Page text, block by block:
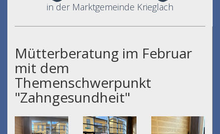
in der Marktgemeinde Krieglach
Mütterberatung im Februar
mit dem
Themenschwerpunkt
"Zahngesundheit"